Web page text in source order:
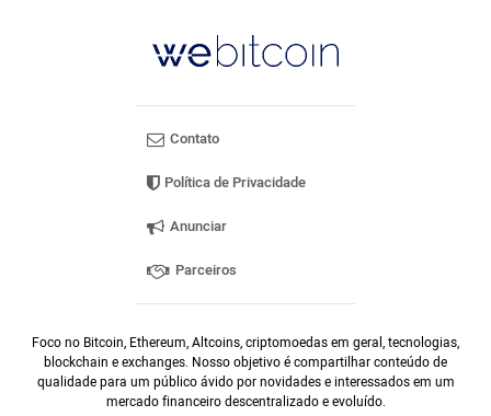
Contato
Política de Privacidade
Anunciar
Parceiros
Foco no Bitcoin, Ethereum, Altcoins, criptomoedas em geral, tecnologias,
blockchain e exchanges. Nosso objetivo é compartilhar conteúdo de
qualidade para um público ávido por novidades e interessados em um
mercado financeiro descentralizado e evoluído.